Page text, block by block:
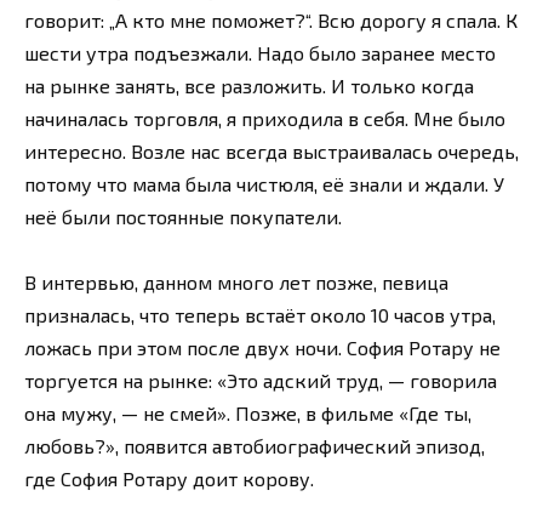
говорит: „А кто мне поможет?“. Всю дорогу я спала. К
шести утра подъезжали. Надо было заранее место
на рынке занять, все разложить. И только когда
начиналась торговля, я приходила в себя. Мне было
интересно. Возле нас всегда выстраивалась очередь,
потому что мама была чистюля, её знали и ждали. У
неё были постоянные покупатели.
В интервью, данном много лет позже, певица
призналась, что теперь встаёт около 10 часов утра,
ложась при этом после двух ночи. София Ротару не
торгуется на рынке: «Это адский труд, — говорила
она мужу, — не смей». Позже, в фильме «Где ты,
любовь?», появится автобиографический эпизод,
где София Ротару доит корову.